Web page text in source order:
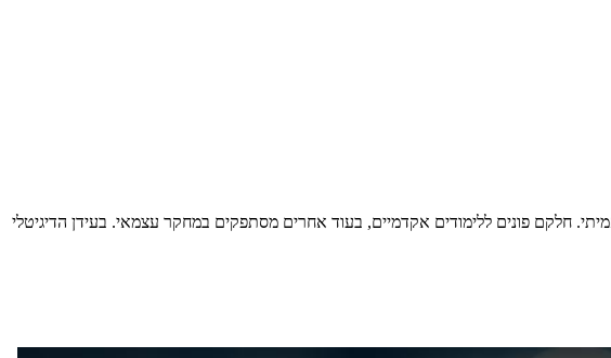
חלקם פונים ללימודים אקדמיים, בעוד אחרים מסתפקים במחקר עצמאי. בעידן הדיגיטלי